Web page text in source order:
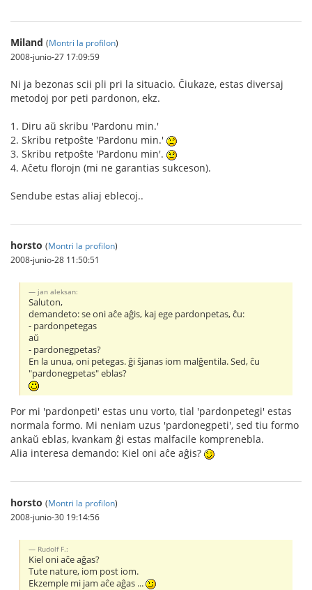
Miland (Montri la profilon)
2008-junio-27 17:09:59
Ni ja bezonas scii pli pri la situacio. Ĉiukaze, estas diversaj
metodoj por peti pardonon, ekz.
1. Diru aŭ skribu 'Pardonu min.'
2. Skribu retpoŝte 'Pardonu min.'
3. Skribu retpoŝte 'Pardonu min'.
4. Aĉetu florojn (mi ne garantias sukceson).
Sendube estas aliaj eblecoj..
horsto (Montri la profilon)
2008-junio-28 11:50:51
jan aleksan:
Saluton,
demandeto: se oni aĉe aĝis, kaj ege pardonpetas, ĉu:
- pardonpetegas
aŭ
- pardonegpetas?
En la unua, oni petegas. ĝi ŝjanas iom malĝentila. Sed, ĉu
"pardonegpetas" eblas?
Por mi 'pardonpeti' estas unu vorto, tial 'pardonpetegi' estas
normala formo. Mi neniam uzus 'pardonegpeti', sed tiu formo
ankaŭ eblas, kvankam ĝi estas malfacile komprenebla.
Alia interesa demando: Kiel oni aĉe aĝis?
horsto (Montri la profilon)
2008-junio-30 19:14:56
Rudolf F.:
Kiel oni aĉe aĝas?
Tute nature, iom post iom.
Ekzemple mi jam aĉe aĝas ...